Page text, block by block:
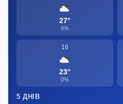
27°
6%
16
23°
0%
5 ДНІВ